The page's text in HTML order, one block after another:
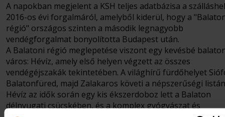
A napokban megjelent a KSH teljes adatbázisa a
2016-os évi forgalmáról, amelyből kiderül, hogy a
régió" országos szinten a második legnagyobb
vendégforgalmat bonyolította Budapest után.
A Balatoni régió meglepetése viszont egy kevésbé
város: Hévíz, amely első helyen végzett az összes
vendégéjszakák tekintetében. A világhírű fürdőhelyet
Balatonfüred, majd Zalakaros követi a népszerűségi
Hévíz az idők során egy kis ékszerdoboz lett a Balaton
délnyugati csücskében, és a komplex gyógyászat és